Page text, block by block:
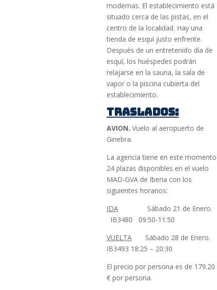
modernas. El establecimiento está
situado cerca de las pistas, en el
centro de la localidad. Hay una
tienda de esquí justo enfrente.
Después de un entretenido día de
esquí, los huéspedes podrán
relajarse en la sauna, la sala de
vapor o la piscina cubierta del
establecimiento.
TRASLADOS:
AVION. Vuelo al aeropuerto de
Ginebra.
La agencia tiene en este momento
24 plazas disponibles en el vuelo
MAD-GVA de Iberia con los
siguientes horarios:
IDA Sábado 21 de Enero.
IB3480 09:50-11:50
VUELTA Sábado 28 de Enero.
IB3493 18:25 – 20:30
El precio por persona es de 179.20
€ por persona.